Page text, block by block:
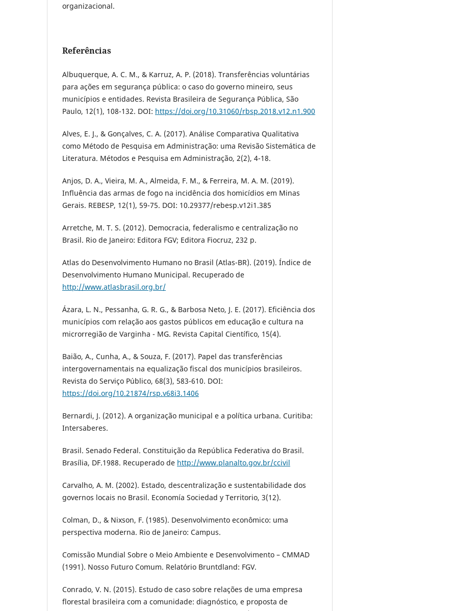
organizacional.
Referências
Albuquerque, A. C. M., & Karruz, A. P. (2018). Transferências voluntárias
para ações em segurança pública: o caso do governo mineiro, seus
municípios e entidades. Revista Brasileira de Segurança Pública, São
Paulo, 12(1), 108-132. DOI: https://doi.org/10.31060/rbsp.2018.v12.n1.900
Alves, E. J., & Gonçalves, C. A. (2017). Análise Comparativa Qualitativa
como Método de Pesquisa em Administração: uma Revisão Sistemática de
Literatura. Métodos e Pesquisa em Administração, 2(2), 4-18.
Anjos, D. A., Vieira, M. A., Almeida, F. M., & Ferreira, M. A. M. (2019).
Influência das armas de fogo na incidência dos homicídios em Minas
Gerais. REBESP, 12(1), 59-75. DOI: 10.29377/rebesp.v12i1.385
Arretche, M. T. S. (2012). Democracia, federalismo e centralização no
Brasil. Rio de Janeiro: Editora FGV; Editora Fiocruz, 232 p.
Atlas do Desenvolvimento Humano no Brasil (Atlas-BR). (2019). Índice de
Desenvolvimento Humano Municipal. Recuperado de
http://www.atlasbrasil.org.br/
Ázara, L. N., Pessanha, G. R. G., & Barbosa Neto, J. E. (2017). Eficiência dos
municípios com relação aos gastos públicos em educação e cultura na
microrregião de Varginha - MG. Revista Capital Científico, 15(4).
Baião, A., Cunha, A., & Souza, F. (2017). Papel das transferências
intergovernamentais na equalização fiscal dos municípios brasileiros.
Revista do Serviço Público, 68(3), 583-610. DOI:
https://doi.org/10.21874/rsp.v68i3.1406
Bernardi, J. (2012). A organização municipal e a política urbana. Curitiba:
Intersaberes.
Brasil. Senado Federal. Constituição da República Federativa do Brasil.
Brasília, DF.1988. Recuperado de http://www.planalto.gov.br/ccivil
Carvalho, A. M. (2002). Estado, descentralização e sustentabilidade dos
governos locais no Brasil. Economía Sociedad y Territorio, 3(12).
Colman, D., & Nixson, F. (1985). Desenvolvimento econômico: uma
perspectiva moderna. Rio de Janeiro: Campus.
Comissão Mundial Sobre o Meio Ambiente e Desenvolvimento – CMMAD
(1991). Nosso Futuro Comum. Relatório Bruntdland: FGV.
Conrado, V. N. (2015). Estudo de caso sobre relações de uma empresa
florestal brasileira com a comunidade: diagnóstico, e proposta de